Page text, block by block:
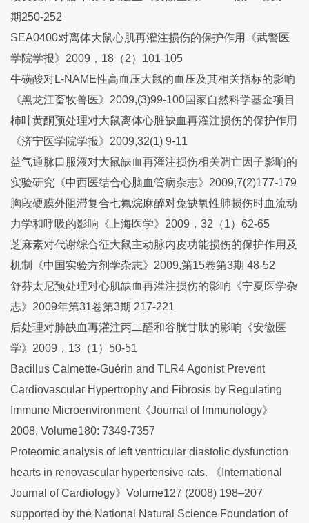
期250-252
SEA0400对离体大鼠心肌再灌注损伤的保护作用《武警医
学院学报》2009，18（2）101-105
牛磺酸对L-NAME性高血压大鼠的血压及其相关指标的影响
《黑龙江畜牧兽医》2009,(3)99-100国家自然科学基金项目
柿叶黄酮预处理对大鼠离体心脏缺血再灌注损伤的保护作用
《济宁医学院学报》2009,32(1) 9-11
益气通脉口服液对大鼠缺血再灌注损伤相关凋亡因子影响的
实验研究《中西医结合心脑血管病杂志》2009,7(2)177-179
胸段硬膜外阻滞复合七氟烷麻醉对兔缺氧性肺损伤时血流动
力学和呼吸的影响《上海医学》2009，32（1）62-65
芝麻素对代谢综合征大鼠主动脉内皮功能损伤的保护作用及
机制《中国实验方剂学杂志》2009,第15卷第3期 48-52
舒芬太尼预处理对心肌缺血再灌注损伤的影响《宁夏医学杂
志》2009年第31卷第3期 217-221
后处理对肺缺血再灌注丙二醛和谷胱甘肽的影响《安徽医
学》2009，13（1）50-51
Bacillus Calmette-Guérin and TLR4 Agonist Prevent
Cardiovascular Hypertrophy and Fibrosis by Regulating
Immune Microenvironment《Journal of Immunology》
2008, Volume180: 7349-7357
Proteomic analysis of left ventricular diastolic dysfunction
hearts in renovascular hypertensive rats. 《International
Journal of Cardiology》Volume127 (2008) 198–207
supported by the National Natural Science Foundation of